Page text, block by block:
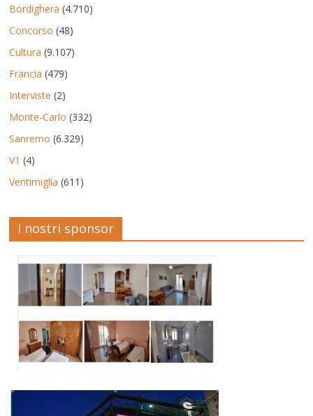
Bordighera (4.710)
Concorso (48)
Cultura (9.107)
Francia (479)
Interviste (2)
Monte-Carlo (332)
Sanremo (6.329)
V1 (4)
Ventimiglia (611)
I nostri sponsor